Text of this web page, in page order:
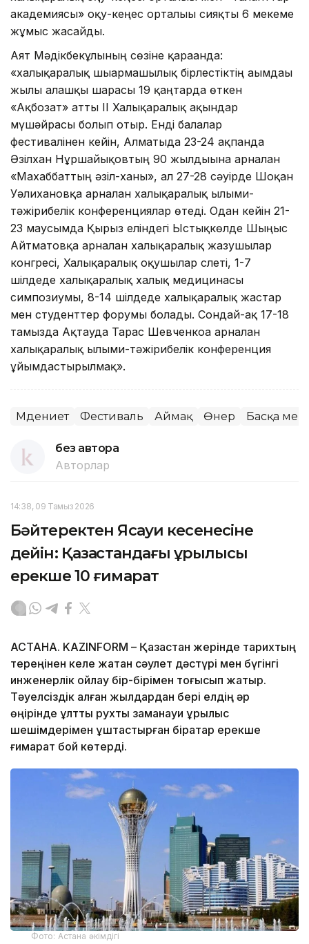
академиясы» оқу-кеңес орталығы сияқты 6 мекеме
жұмыс жасайды.
Аят Мәдікбекұлының сөзіне қарағанда:
«халықаралық шығармашылық бірлестіктің ағымдағы
жылғы алғашқы шарасы 19 қаңтарда өткен
«Ақбозат» атты ІІ Халықаралық ақындар
мүшәйрасы болып отыр. Енді балалар
фестивалінен кейін, Алматыда 23-24 ақпанда
Әзілхан Нұршайықовтың 90 жылдығына арналған
«Махаббаттың әзіл-ханы», ал 27-28 сәуірде Шоқан
Уәлихановқа арналған халықаралық ғылыми-
тәжірибелік конференциялар өтеді. Одан кейін 21-
23 маусымда Қырғыз еліндегі Ыстықкөлде Шыңғыс
Айтматовқа арналған халықаралық жазушылар
конгресі, Халықаралық оқушылар слеті, 1-7
шілдеде халықаралық халық медицинасы
симпозиумы, 8-14 шілдеде халықаралық жастар
мен студенттер форумы болады. Сондай-ақ 17-18
тамызда Ақтауда Тарас Шевченкоға арналған
халықаралық ғылыми-тәжірибелік конференция
ұйымдастырылмақ».
Мәдениет Фестиваль Аймақ Өнер Басқа
без автора
Авторлар
14:38, 09 Тамыз 2026
Бәйтеректен Ясауи кесенесіне
дейін: Қазақстандағы құрылысы
ерекше 10 ғимарат
АСТАНА. KAZINFORM – Қазақстан жерінде тарихтың
тереңінен келе жатқан сәулет дәстүрі мен бүгінгі
инженерлік ойлау бір-бірімен тоғысып жатыр.
Тәуелсіздік алған жылдардан бері елдің әр
өңірінде ұлттық рухты заманауи құрылыс
шешімдерімен ұштастырған бірқатар ерекше
ғимарат бой көтерді.
Фото: Астана әкімдігі